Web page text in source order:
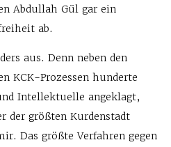
Abdullah Gül gar ein
ab.
aus. Denn neben den
KCK-Prozessen hunderte
Intellektuelle angeklagt,
der größten Kurdenstadt
Das größte Verfahren gegen